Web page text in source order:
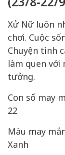
Xử Nữ luôn
chơi. Cuộc
Chuyện tình
làm quen
tưởng.
Con số may
22
Màu may
Xanh